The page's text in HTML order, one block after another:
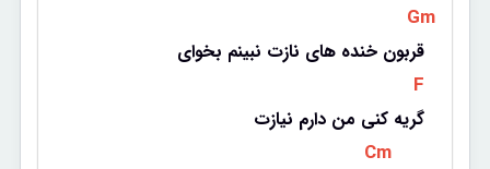
Gm
قربون خنده های نازت نبینم بخوای
F
گریه کنی من دارم نیازت
Cm